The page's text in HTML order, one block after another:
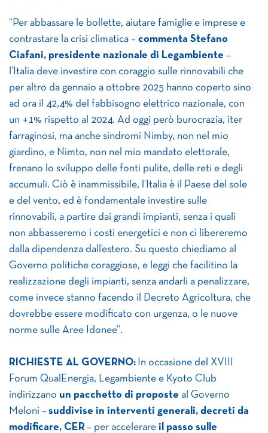
“Per abbassare le bollette, aiutare famiglie e imprese e
contrastare la crisi climatica – commenta Stefano
Ciafani, presidente nazionale di Legambiente –
l’Italia deve investire con coraggio sulle rinnovabili che
per altro da gennaio a ottobre 2025 hanno coperto sino
ad ora il 42,4% del fabbisogno elettrico nazionale, con
un +1% rispetto al 2024. Ad oggi però burocrazia, iter
farraginosi, ma anche sindromi Nimby, non nel mio
giardino, e Nimto, non nel mio mandato elettorale,
frenano lo sviluppo delle fonti pulite, delle reti e degli
accumuli. Ciò è inammissibile, l’Italia è il Paese del sole
e del vento, ed è fondamentale investire sulle
rinnovabili, a partire dai grandi impianti, senza i quali
non abbasseremo i costi energetici e non ci libereremo
dalla dipendenza dall’estero. Su questo chiediamo al
Governo politiche coraggiose, e leggi che facilitino la
realizzazione degli impianti, senza andarli a penalizzare,
come invece stanno facendo il Decreto Agricoltura, che
dovrebbe essere modificato con urgenza, o le nuove
norme sulle Aree Idonee”.
RICHIESTE AL GOVERNO: In occasione del XVIII
Forum QualEnergia, Legambiente e Kyoto Club
indirizzano un pacchetto di proposte al Governo
Meloni – suddivise in interventi generali, decreti da
modificare, CER – per accelerare il passo sulle